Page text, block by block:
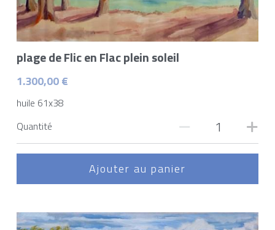
plage de Flic en Flac plein soleil
1.300,00 €
huile 61x38
Quantité
Ajouter au panier